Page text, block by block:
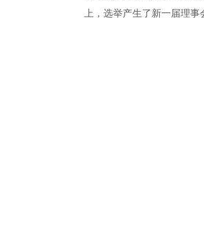
上，选举产生了新一届理事